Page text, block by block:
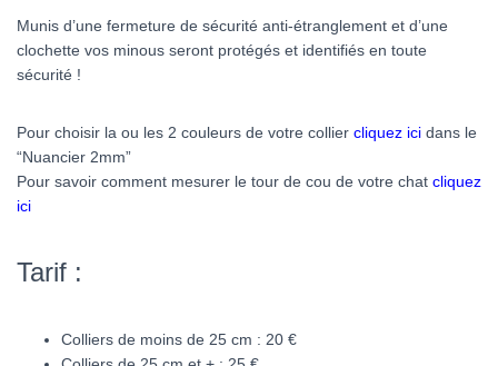
Munis d’une fermeture de sécurité anti-étranglement et d’une
clochette vos minous seront protégés et identifiés en toute
sécurité !
Pour choisir la ou les 2 couleurs de votre collier cliquez ici dans le
“Nuancier 2mm”
Pour savoir comment mesurer le tour de cou de votre chat cliquez
ici
Tarif :
Colliers de moins de 25 cm : 20 €